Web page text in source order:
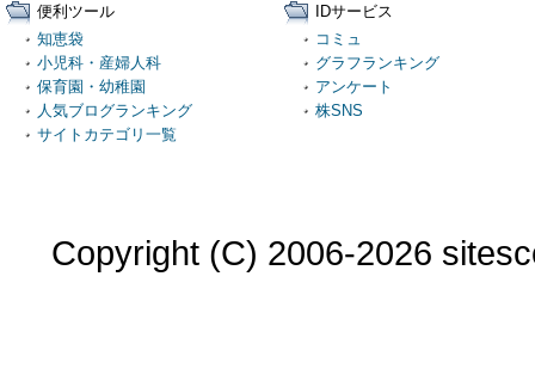
便利ツール
知恵袋
小児科・産婦人科
保育園・幼稚園
人気ブログランキング
サイトカテゴリ一覧
IDサービス
コミュ
グラフランキング
アンケート
株SNS
Copyright (C) 2006-2026